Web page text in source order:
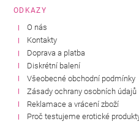
ODKAZY
O nás
Kontakty
Doprava a platba
Diskrétní balení
Všeobecné obchodní podmínky
Zásady ochrany osobních údajů
Reklamace a vrácení zboží
Proč testujeme erotické